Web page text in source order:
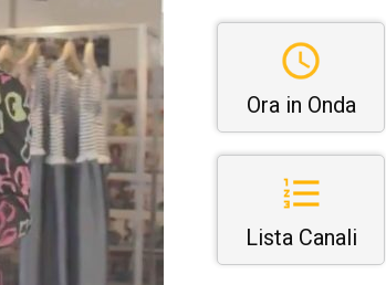
Ora in Onda
Lista Canali